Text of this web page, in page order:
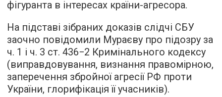
фігуранта в інтересах країни-агресора.
На підставі зібраних доказів слідчі СБУ
заочно повідомили Мураєву про підозру за
ч. 1 і ч. 3 ст. 436−2 Кримінального кодексу
(виправдовування, визнання правомірною,
заперечення збройної агресії РФ проти
України, глорифікація її учасників).